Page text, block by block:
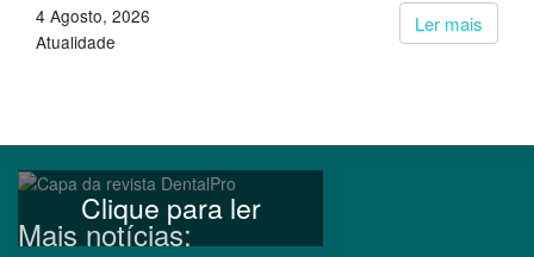
Ler mais
4 Agosto, 2026
Atualidade
Clique para ler
Mais notícias: